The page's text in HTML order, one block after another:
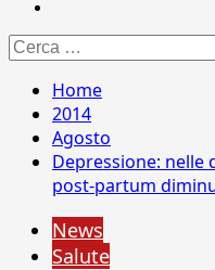
Ricerca
per:
Home
2014
Agosto
Depressione: nelle
post-partum
News
Salute